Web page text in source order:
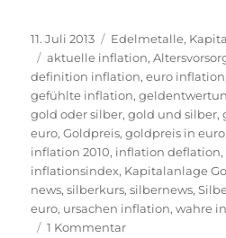
Veröffentlicht
am
11. Juli 2013 Kategorien
Edelmetalle,
Schlagwörter
aktuelle inflation,
definition inflation,euro inflation
gefühlte inflation,
gold oder silber,gold und silber,
euro,Goldpreis,goldpreis in euro,
inflation 2010, inflation deflation,
inflationsindex, Kapitalanlage
news,silberkurs,silbernews,
euro, ursachen inflation,wahre
1 Kommentarzu